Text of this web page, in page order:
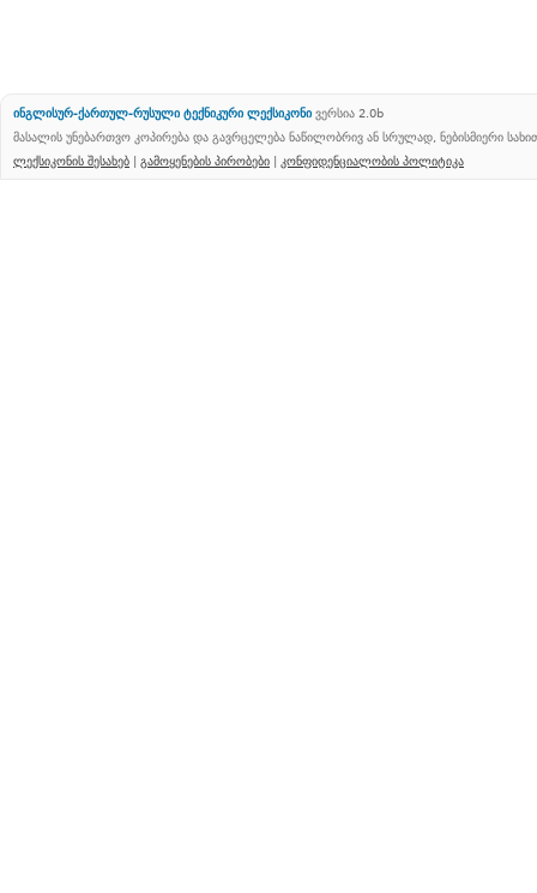
ინგლისურ-ქართულ-რუსული ტექნიკური ლექსიკონი ვერსია 2.0b
მასალის უნებართვო კოპირება და გავრცელება ნაწილობრივ ან სრულად, ნებისმიერი
ლექსიკონის შესახებ | გამოყენების პირობები | კონფიდენციალობის პოლიტიკა